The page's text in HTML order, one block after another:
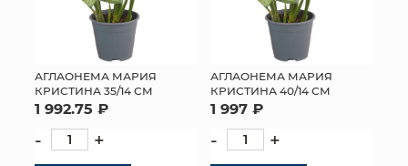
АГЛАОНЕМА МАРИЯ
КРИСТИНА 35/14 СМ
1 992.75 ₽
- +
АГЛАОНЕМА МАРИЯ
КРИСТИНА 40/14 СМ
1 997 ₽
- +